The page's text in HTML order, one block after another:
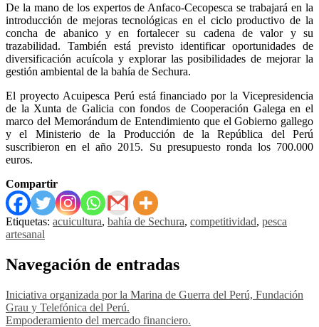
De la mano de los expertos de Anfaco-Cecopesca se trabajará en la
introducción de mejoras tecnológicas en el ciclo productivo de la
concha de abanico y en fortalecer su cadena de valor y su
trazabilidad. También está previsto identificar oportunidades de
diversificación acuícola y explorar las posibilidades de mejorar la
gestión ambiental de la bahía de Sechura.
El proyecto Acuipesca Perú está financiado por la Vicepresidencia
de la Xunta de Galicia con fondos de Cooperación Galega en el
marco del Memorándum de Entendimiento que el Gobierno gallego
y el Ministerio de la Producción de la República del Perú
suscribieron en el año 2015. Su presupuesto ronda los 700.000
euros.
Compartir
Etiquetas: acuicultura, bahía de Sechura, competitividad, pesca
artesanal
Navegación de entradas
Iniciativa organizada por la Marina de Guerra del Perú, Fundación
Grau y Telefónica del Perú.
Empoderamiento del mercado financiero.